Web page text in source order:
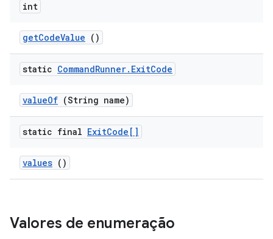
int
getCodeValue ()
static CommandRunner. ExitCode
valueOf (String name)
static final ExitCode[]
values ()
Valores de enumeração